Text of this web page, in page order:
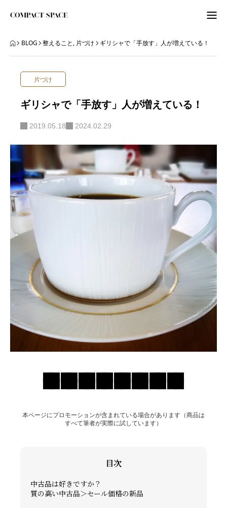
わたしのこと
BLOG
ABOUT LETTER
お問い合わせ
BLOG 整えること, 片づけ ギリシャで「手放す」人が増えている！
片づけ
ギリシャで「手放す」人が増えている！
2019.05.18 2024.02.29
本ページにプロモーションが含まれている場合があります（商品は
すべて筆者が実際に試しています）
目次
中古品は好きですか？
質の高い中古品＞セール価格の新品